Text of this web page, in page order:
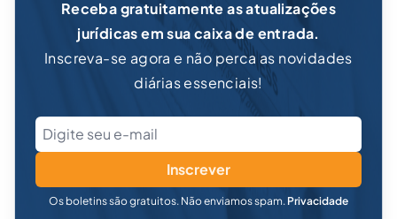
Receba gratuitamente as atualizações
jurídicas em sua caixa de entrada.
Inscreva-se agora e não perca as novidades
diárias essenciais!
Inscrever
Os boletins são gratuitos. Não enviamos spam. Privacidade